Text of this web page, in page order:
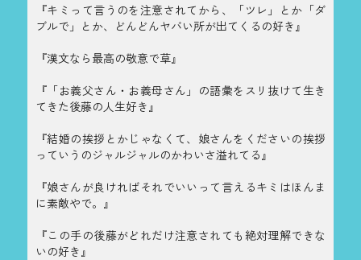
『キミって言うのを注意されてから、「ツレ」とか「ダ
ブルで」とか、どんどんヤバい所が出てくるの好き』
『漢文なら最高の敬意で草』
『「お義父さん・お義母さん」の語彙をスリ抜けて生き
てきた後藤の人生好き』
『結婚の挨拶とかじゃなくて、娘さんをくださいの挨拶
っていうのジャルジャルのかわいさ溢れてる』
『娘さんが良ければそれでいいって言えるキミはほんま
に素敵やで。』
『この手の後藤がどれだけ注意されても絶対理解できな
いの好き』